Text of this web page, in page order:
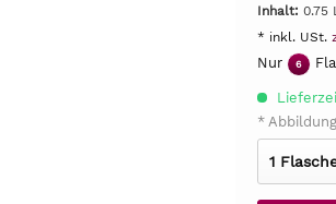
Inhalt: 0.75
* inkl. USt.
Nur 6
*